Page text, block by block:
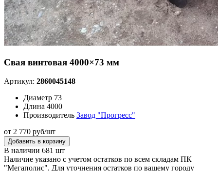
Свая винтовая 4000×73 мм
Артикул: 2860045148
Диаметр 73
Длина 4000
Производитель Завод "Прогресс"
от 2 770 руб/шт
Добавить в корзину
В наличии 681 шт
Наличие указано с учетом остатков по всем складам ПК
"Мегаполис". Для уточнения остатков по вашему городу